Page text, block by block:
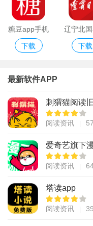
糖豆app手机
客户端
下载
辽宁北
端
下载
最新软件APP
刺猬猫阅读
阅读资讯
爱奇艺旗下
阅读资讯
塔读app
阅读资讯